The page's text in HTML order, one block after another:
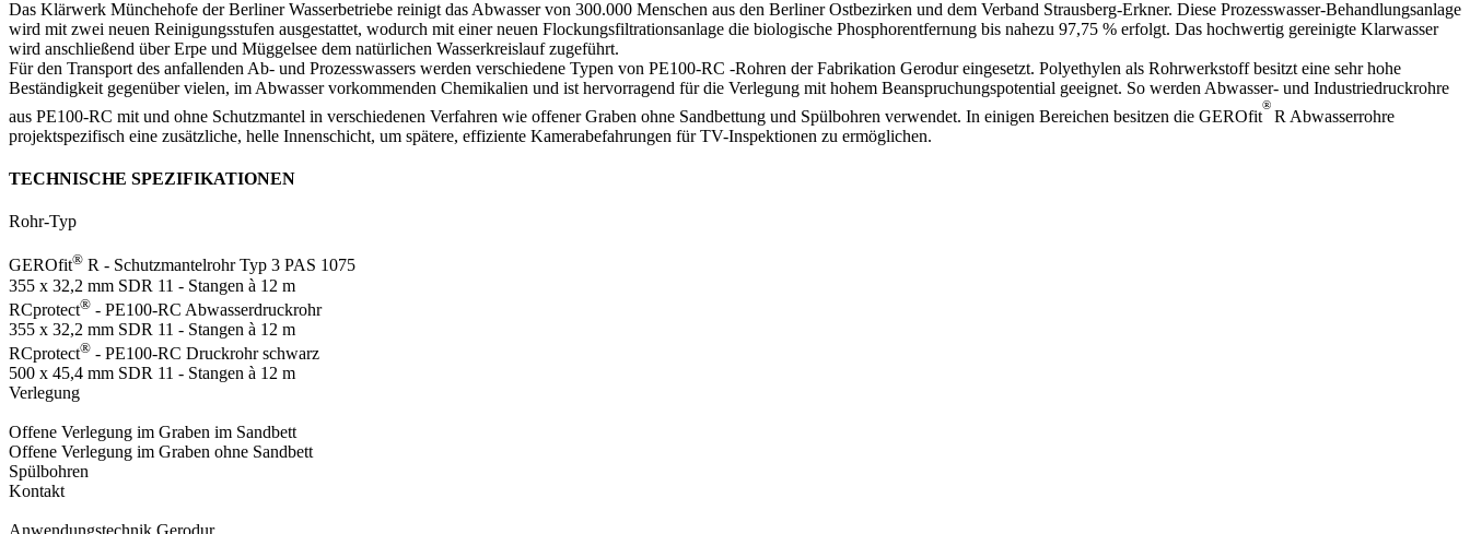
Das Klärwerk Münchehofe der Berliner Wasserbetriebe reinigt das Abwasser von 300.000 Menschen aus den Berliner Ostbezirken und dem Verband Strausberg-Erkner. Diese Prozesswasser-Behandlungsanlage
wird mit zwei neuen Reinigungsstufen ausgestattet, wodurch mit einer neuen Flockungsfiltrationsanlage die biologische Phosphorentfernung bis nahezu 97,75 % erfolgt. Das hochwertig gereinigte Klarwasser
wird anschließend über Erpe und Müggelsee dem natürlichen Wasserkreislauf zugeführt.
Für den Transport des anfallenden Ab- und Prozesswassers werden verschiedene Typen von PE100-RC -Rohren der Fabrikation Gerodur eingesetzt. Polyethylen als Rohrwerkstoff besitzt eine sehr hohe
Beständigkeit gegenüber vielen, im Abwasser vorkommenden Chemikalien und ist hervorragend für die Verlegung mit hohem Beanspruchungspotential geeignet. So werden Abwasser- und Industriedruckrohre
aus PE100-RC mit und ohne Schutzmantel in verschiedenen Verfahren wie offener Graben ohne Sandbettung und Spülbohren verwendet. In einigen Bereichen besitzen die GEROfit
®
R Abwasserrohre
projektspezifisch eine zusätzliche, helle Innenschicht, um spätere, effiziente Kamerabefahrungen für TV-Inspektionen zu ermöglichen.
TECHNISCHE SPEZIFIKATIONEN
Rohr-Typ
GEROfit® R - Schutzmantelrohr Typ 3 PAS 1075
355 x 32,2 mm SDR 11 - Stangen à 12 m
RCprotect® - PE100-RC Abwasserdruckrohr
355 x 32,2 mm SDR 11 - Stangen à 12 m
RCprotect® - PE100-RC Druckrohr schwarz
500 x 45,4 mm SDR 11 - Stangen à 12 m
Verlegung
Offene Verlegung im Graben im Sandbett
Offene Verlegung im Graben ohne Sandbett
Spülbohren
Kontakt